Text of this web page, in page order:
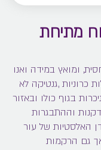
שנים
מתיחת פנים
מתיחת
ומואץ במידה ואנו
,גנטיקה לא
בגוף כולו ובאזור
וההתבגרות
האלסטיות של עור
גם הרקמות